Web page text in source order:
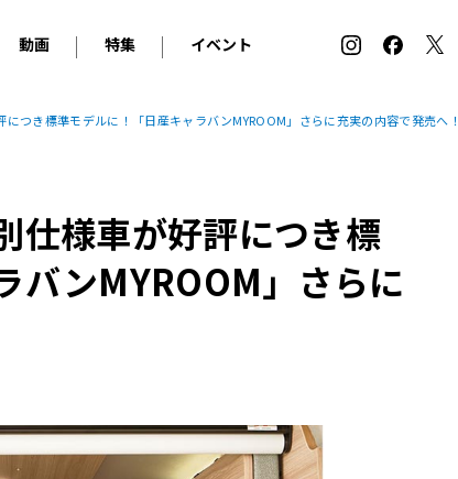
ィ BMW
アルピナ
ー
ルノー
アバルト
ァ・ロメオ
フェラーリ
フィアット
ルギーニ
マセラティ
アストン・マーティン
キャデラック
シボレー
プ
テスラ
ヒョンデ
動画
オリジナル動画
特集
2026 サマータイヤ＆ホイール バイヤーズガイド
ホイールカタログ
タイヤ特集
イベント
ル・ボラン カーズ・ミート2026横浜
EV:LIFE KOBE 2025
ル・ボラン カーズ・ミート2025横浜
つき標準モデルに！「日産キャラバンMYROOM」さらに充実の内容で発売へ！
仕様車が好評につき標
バンMYROOM」さらに